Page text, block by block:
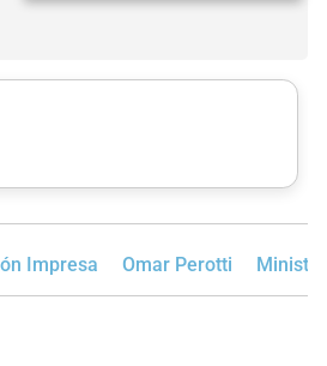
Impresa Omar Perotti